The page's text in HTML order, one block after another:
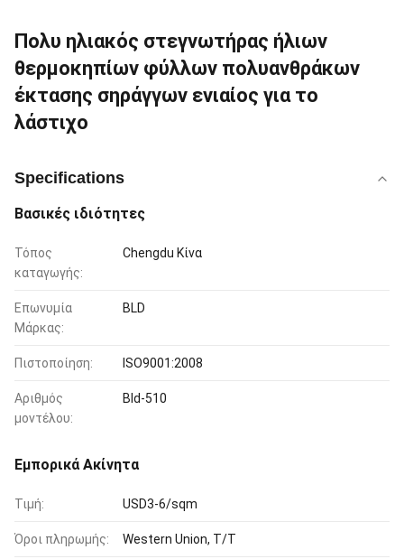
Πολυ ηλιακός στεγνωτήρας ήλιων
θερμοκηπίων φύλλων πολυανθράκων
έκτασης σηράγγων ενιαίος για το
λάστιχο
Specifications
Βασικές ιδιότητες
Τόπος
καταγωγής:
Chengdu Κίνα
Επωνυμία
Μάρκας:
BLD
Πιστοποίηση: ISO9001:2008
Αριθμός
μοντέλου:
Bld-510
Εμπορικά Ακίνητα
Τιμή: USD3-6/sqm
Όροι πληρωμής: Western Union, T/T